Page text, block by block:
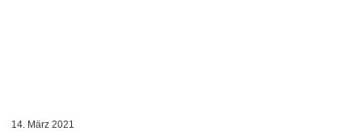
14. März 2021